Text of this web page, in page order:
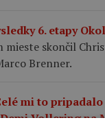
6. etapy
mieste skončil
Brenner.
mi to
Vollering na